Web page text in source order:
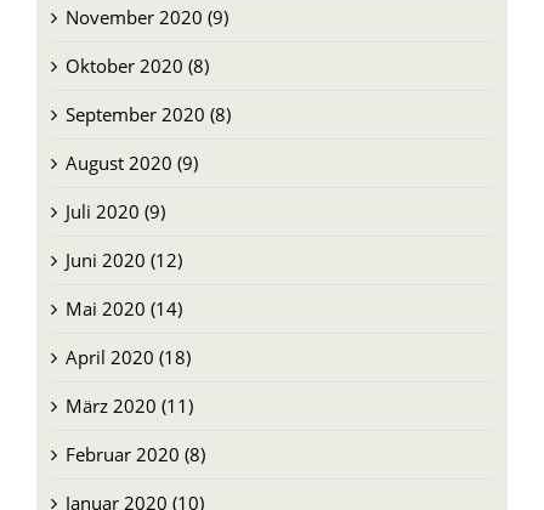
Oktober 2020 (8)
September 2020 (8)
August 2020 (9)
Juli 2020 (9)
Juni 2020 (12)
Mai 2020 (14)
April 2020 (18)
März 2020 (11)
Februar 2020 (8)
Januar 2020 (10)
Dezember 2019 (12)